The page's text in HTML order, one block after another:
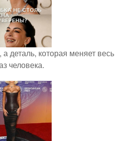
деталь, которая меняет весь
человека.